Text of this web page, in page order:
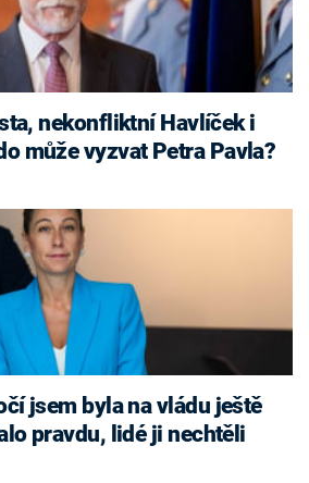
může vyzvat Petra Pavla?
jsem byla na vládu ještě
pravdu, lidé ji nechtěli